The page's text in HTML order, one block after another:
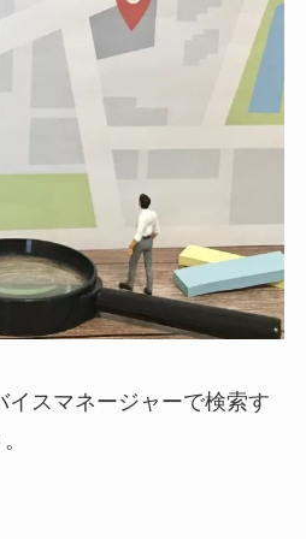
イスマネージャーで検索す